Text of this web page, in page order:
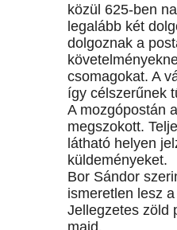
közül 625-ben
legalább két
dolgoznak a
csomagokat. A
így célszerűnek
A mozgópostán
megszokott.
látható helyen
küldeményeket.
Bor Sándor
ismeretlen lesz
Jellegzetes zöld